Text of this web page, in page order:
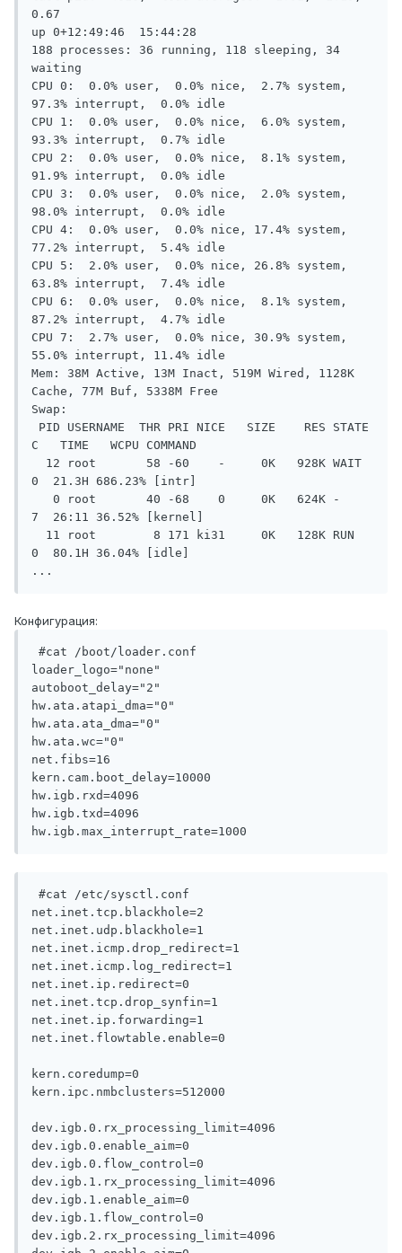
0.67
up 0+12:49:46  15:44:28
188 processes: 36 running, 118 sleeping, 34
waiting
CPU 0:  0.0% user,  0.0% nice,  2.7% system,
97.3% interrupt,  0.0% idle
CPU 1:  0.0% user,  0.0% nice,  6.0% system,
93.3% interrupt,  0.7% idle
CPU 2:  0.0% user,  0.0% nice,  8.1% system,
91.9% interrupt,  0.0% idle
CPU 3:  0.0% user,  0.0% nice,  2.0% system,
98.0% interrupt,  0.0% idle
CPU 4:  0.0% user,  0.0% nice, 17.4% system,
77.2% interrupt,  5.4% idle
CPU 5:  2.0% user,  0.0% nice, 26.8% system,
63.8% interrupt,  7.4% idle
CPU 6:  0.0% user,  0.0% nice,  8.1% system,
87.2% interrupt,  4.7% idle
CPU 7:  2.7% user,  0.0% nice, 30.9% system,
55.0% interrupt, 11.4% idle
Mem: 38M Active, 13M Inact, 519M Wired, 1128K
Cache, 77M Buf, 5338M Free
Swap:
C   TIME   WCPU COMMAND
0  21.3H 686.23% [intr]
7  26:11 36.52% [kernel]
0  80.1H 36.04% [idle]
Конфигурация:
loader_logo="none"
autoboot_delay="2"
hw.ata.atapi_dma="0"
hw.ata.ata_dma="0"
hw.ata.wc="0"
net.fibs=16
kern.cam.boot_delay=10000
hw.igb.rxd=4096
hw.igb.txd=4096
net.inet.tcp.blackhole=2
net.inet.udp.blackhole=1
net.inet.icmp.drop_redirect=1
net.inet.icmp.log_redirect=1
net.inet.ip.redirect=0
net.inet.tcp.drop_synfin=1
net.inet.ip.forwarding=1
net.inet.flowtable.enable=0
kern.coredump=0
kern.ipc.nmbclusters=512000
dev.igb.0.rx_processing_limit=4096
dev.igb.0.enable_aim=0
dev.igb.0.flow_control=0
dev.igb.1.rx_processing_limit=4096
dev.igb.1.enable_aim=0
dev.igb.1.flow_control=0
dev.igb.2.rx_processing_limit=4096